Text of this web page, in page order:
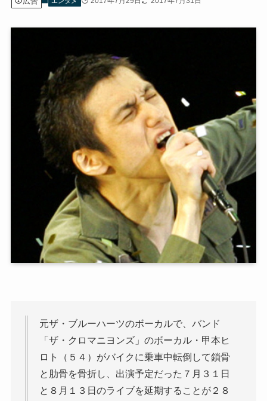
元ザ・ブルーハーツのボーカルで、バンド
「ザ・クロマニヨンズ」のボーカル・甲本ヒ
ロト（５４）がバイクに乗車中転倒して鎖骨
と肋骨を骨折し、出演予定だった７月３１日
と８月１３日のライブを延期することが２８